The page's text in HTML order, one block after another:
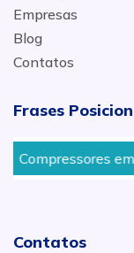
Empresas
Blog
Contatos
Frases
Compressores em
Contatos